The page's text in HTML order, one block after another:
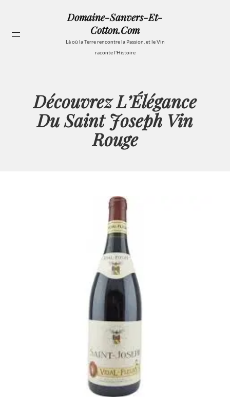
contenu
Domaine-Sanvers-Et-
Cotton.com
Là où la Terre rencontre la Passion, et le Vin
raconte l'Histoire
Découvrez L’Élégance
Du Saint Joseph Vin
Rouge